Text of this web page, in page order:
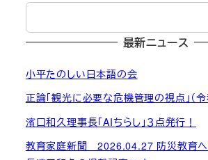
最新ニュース
小平たのしい日本語の会
正論「観光に必要な危機管理の視点」（
濱口和久理事長「AIちらし」３点発行！
教育家庭新聞 2026.04.27 防災教育へ